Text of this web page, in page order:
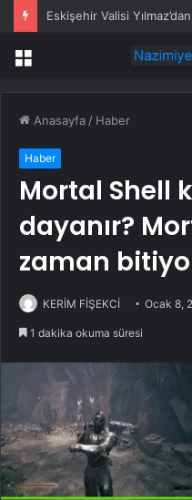
Menü
Anasayfa / Haber
Haber
Mortal Shell
dayanır?
zaman
KERİM FİŞEKCİ Ocak 8,
1 dakika okuma süresi